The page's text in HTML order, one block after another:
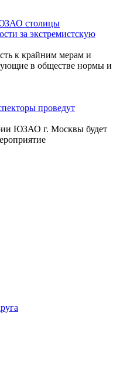
столицы
за экстремистскую
к крайним мерам и
в обществе нормы и
проведут
ЮЗАО г. Москвы будет